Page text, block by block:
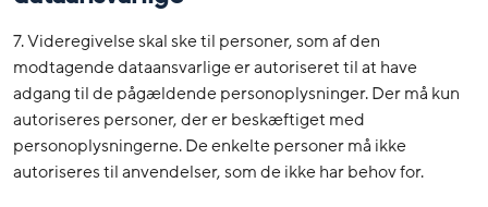
7. Videregivelse skal ske til personer, som af den
modtagende dataansvarlige er autoriseret til at have
adgang til de pågældende personoplysninger. Der må kun
autoriseres personer, der er beskæftiget med
personoplysningerne. De enkelte personer må ikke
autoriseres til anvendelser, som de ikke har behov for.